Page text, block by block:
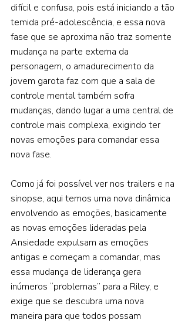
difícil e confusa, pois está iniciando a tão
temida pré-adolescência, e essa nova
fase que se aproxima não traz somente
mudança na parte externa da
personagem, o amadurecimento da
jovem garota faz com que a sala de
controle mental também sofra
mudanças, dando lugar a uma central de
controle mais complexa, exigindo ter
novas emoções para comandar essa
nova fase.
Como já foi possível ver nos trailers e na
sinopse, aqui temos uma nova dinâmica
envolvendo as emoções, basicamente
as novas emoções lideradas pela
Ansiedade expulsam as emoções
antigas e começam a comandar, mas
essa mudança de liderança gera
inúmeros “problemas” para a Riley, e
exige que se descubra uma nova
maneira para que todos possam